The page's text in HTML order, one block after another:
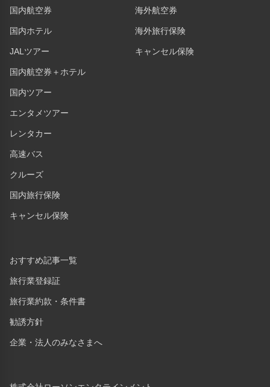
国内航空券
国内ホテル
JALツアー
国内航空券＋ホテル
国内ツアー
エンタメツアー
レンタカー
高速バス
クルーズ
国内旅行保険
キャンセル保険
海外航空券
海外旅行保険
キャンセル保険
おすすめ記事一覧
旅行業登録証
旅行業約款・条件書
勧誘方針
企業・法人のみなさまへ